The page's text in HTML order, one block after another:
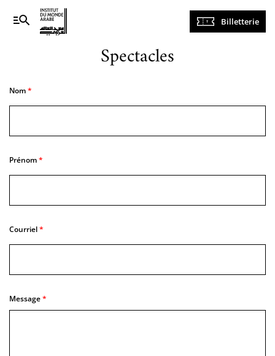
Navigation
principale
Billetterie
Spectacles
Nom
Prénom
Courriel
Message